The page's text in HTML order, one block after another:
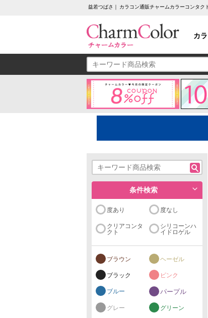
益若つばさ｜ カラコン通販チャームカラーコンタク
カ
条件検索
度あり 度なし
クリアコンタ
クト
シリコーンハ
イドロゲル
ブラウン ヘーゼル
ブラック ピンク
ブルー パープル
グレー グリーン